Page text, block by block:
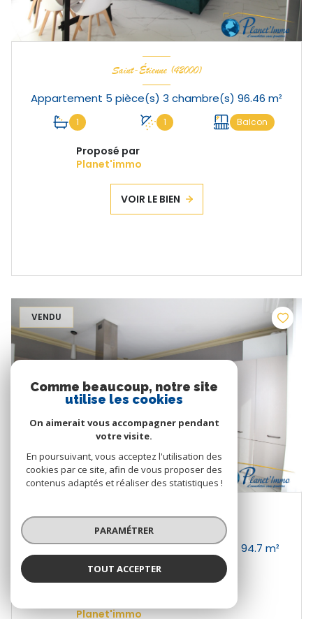
Saint-Étienne (42000)
Appartement 5 pièce(s) 3 chambre(s) 96.46 m²
1 1 Balcon
Proposé par
Planet'immo
VOIR LE BIEN
VENDU
Saint-Étienne (42000)
Appartement 5 pièce(s) 3 chambre(s) 94.7 m²
Planet'immo
Comme beaucoup, notre site
utilise les cookies
On aimerait vous accompagner pendant
votre visite.
En poursuivant, vous acceptez l'utilisation des
cookies par ce site, afin de vous proposer des
contenus adaptés et réaliser des statistiques !
PARAMÉTRER
TOUT ACCEPTER